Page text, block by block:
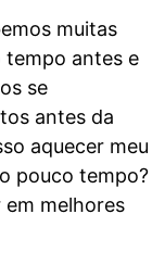
muitas
antes e
se
antes da
aquecer meu
pouco tempo?
melhores